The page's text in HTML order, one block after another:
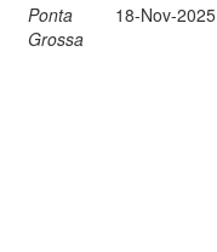
Ponta
Grossa
18-Nov-2025